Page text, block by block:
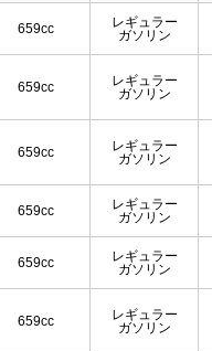
659cc
レギュラー
ガソリン
659cc
レギュラー
ガソリン
659cc
レギュラー
ガソリン
659cc
レギュラー
ガソリン
659cc
レギュラー
ガソリン
659cc
レギュラー
ガソリン